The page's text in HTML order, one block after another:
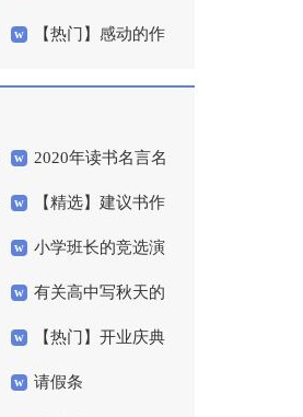
作文400字3篇
【热门】感动的作
2020年读书名言名
句汇总89条
【精选】建议书作
文4篇小学班长的竞选演
讲稿有关高中写秋天的
作文锦集五篇
【热门】开业庆典
答谢词4篇
请假条